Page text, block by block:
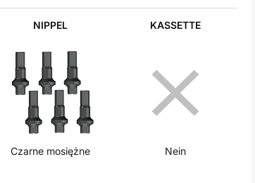
NIPPEL
Czarne mosiężne
KASSETTE
Nein